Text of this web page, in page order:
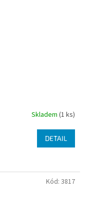
Skladem (1 ks)
DETAIL
Kód: 3817